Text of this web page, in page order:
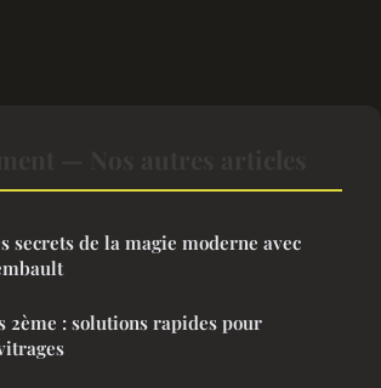
secrets de la magie moderne avec
2ème : solutions rapides pour